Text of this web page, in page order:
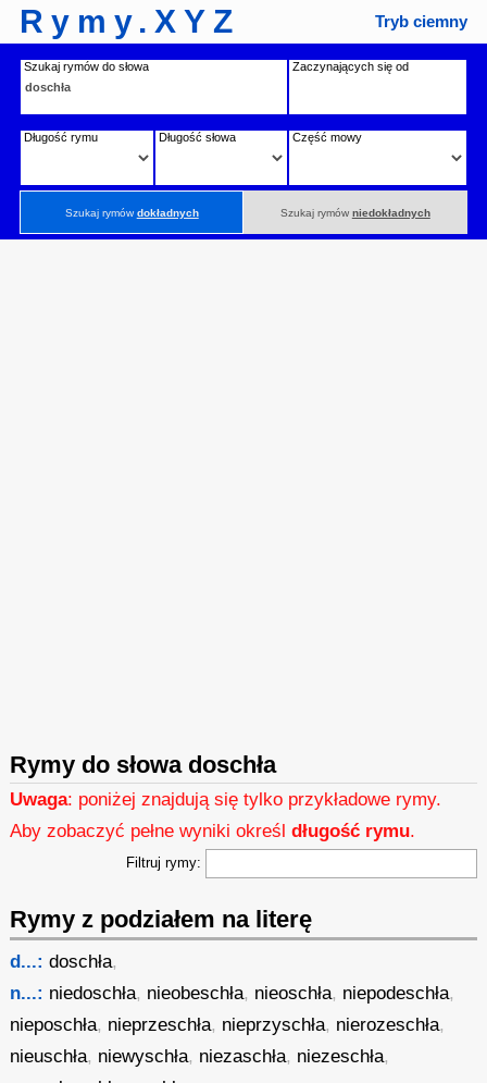
Rymy.XYZ Tryb ciemny
Szukaj rymów do słowa Zaczynających się od
Długość rymu Długość słowa Część mowy
Szukaj rymówdokładnych Szukaj rymów niedokładnych
Rymy do słowa doschła
Uwaga: poniżej znajdują się tylko przykładowe rymy.
Aby zobaczyć pełne wyniki określdługość rymu.
Filtruj rymy:
Rymy z podziałem na literę
d...: doschła,
n...: niedoschła, nieobeschła, nieoschła, niepodeschła,
nieposchła, nieprzeschła, nieprzyschła, nierozeschła,
nieuschła, niewyschła, niezaschła, niezeschła,